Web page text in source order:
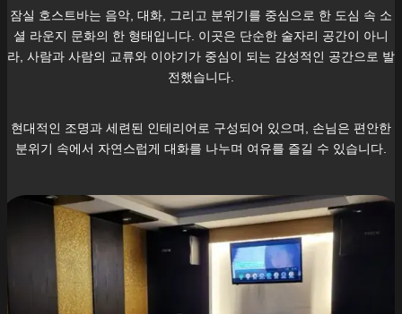
잠실 호스트바는 음악, 대화, 그리고 분위기를 중심으로 한 도심 속 소
셜 라운지 문화의 한 형태입니다. 이곳은 단순한 술자리 공간이 아니
라, 사람과 사람의 교류와 이야기가 중심이 되는 감성적인 공간으로 발
전했습니다.
현대적인 조명과 세련된 인테리어로 구성되어 있으며, 손님은 편안한
분위기 속에서 자연스럽게 대화를 나누며 여유를 즐길 수 있습니다.